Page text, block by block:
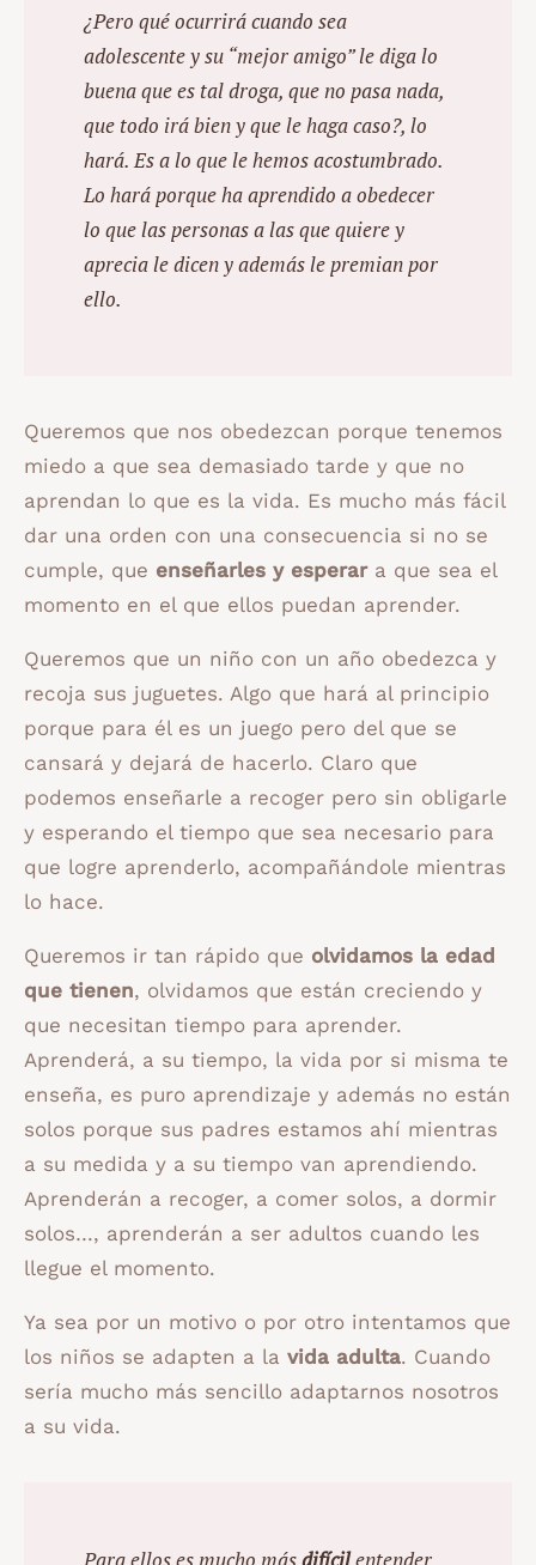
¿Pero qué ocurrirá cuando sea
adolescente y su “mejor amigo” le diga lo
buena que es tal droga, que no pasa nada,
que todo irá bien y que le haga caso?, lo
hará. Es a lo que le hemos acostumbrado.
Lo hará porque ha aprendido a obedecer
lo que las personas a las que quiere y
aprecia le dicen y además le premian por
ello.
Queremos que nos obedezcan porque tenemos
miedo a que sea demasiado tarde y que no
aprendan lo que es la vida. Es mucho más fácil
dar una orden con una consecuencia si no se
cumple, que enseñarles y esperara que sea el
momento en el que ellos puedan aprender.
Queremos que un niño con un año obedezca y
recoja sus juguetes. Algo que hará al principio
porque para él es un juego pero del que se
cansará y dejará de hacerlo. Claro que
podemos enseñarle a recoger pero sin obligarle
y esperando el tiempo que sea necesario para
que logre aprenderlo, acompañándole mientras
lo hace.
Queremos ir tan rápido que olvidamos la edad
que tienen, olvidamos que están creciendo y
que necesitan tiempo para aprender.
Aprenderá, a su tiempo, la vida por si misma te
enseña, es puro aprendizaje y además no están
solos porque sus padres estamos ahí mientras
a su medida y a su tiempo van aprendiendo.
Aprenderán a recoger, a comer solos, a dormir
solos…, aprenderán a ser adultos cuando les
llegue el momento.
Ya sea por un motivo o por otro intentamos que
los niños se adapten a la vida adulta. Cuando
sería mucho más sencillo adaptarnos nosotros
a su vida.
Para ellos es mucho másdifícilentender